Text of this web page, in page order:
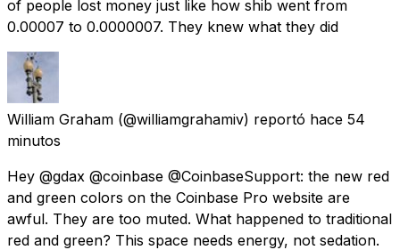
of people lost money just like how shib went from
0.00007 to 0.0000007. They knew what they did
William Graham (@williamgrahamiv) reportó hace 54
minutos
Hey @gdax @coinbase @CoinbaseSupport: the new red
and green colors on the Coinbase Pro website are
awful. They are too muted. What happened to traditional
red and green? This space needs energy, not sedation.